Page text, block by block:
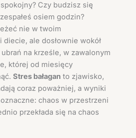
Czy budzisz się
osiem godzin?
nie w twoim
diecie, ale dosłownie wokół
na krześle, w zawalonym
której od miesięcy
Stres bałagan to zjawisko,
coraz poważniej, a wyniki
chaos w przestrzeni
przekłada się na chaos